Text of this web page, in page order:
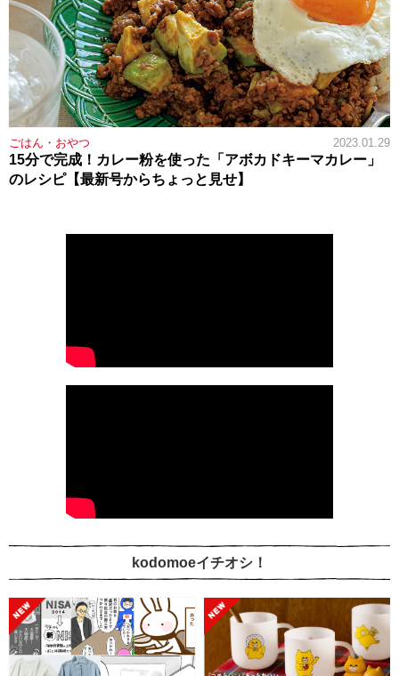
ごはん・おやつ 2023.01.29
15分で完成！カレー粉を使った「アボカドキーマカレー」
のレシピ【最新号からちょっと見せ】
kodomoeイチオシ！